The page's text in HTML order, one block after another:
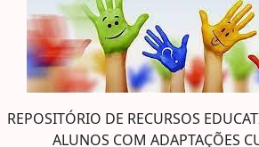
REPOSITÓRIO DE RECURSOS
ALUNOS COM ADAPTAÇÕES